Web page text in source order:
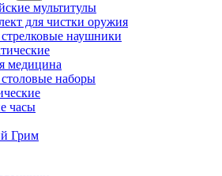
мультитулы
для чистки оружия
наушники
медицина
наборы
часы
Грим